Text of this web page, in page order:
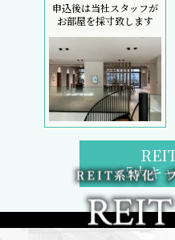
申込後は当社スタッフが
お部屋を採寸致します
5大キ